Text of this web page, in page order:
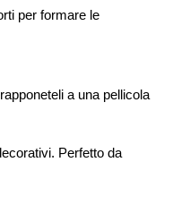
per formare le
a una pellicola
Perfetto da